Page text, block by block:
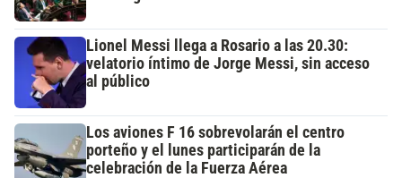
Lionel Messi llega a Rosario a las 20.30:
velatorio íntimo de Jorge Messi, sin acceso
al público
Los aviones F 16 sobrevolarán el centro
porteño y el lunes participarán de la
celebración de la Fuerza Aérea